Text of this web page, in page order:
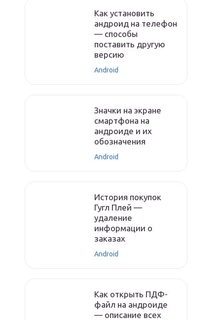
Как установить
андроид на телефон
— способы
поставить другую
версию
Android
Значки на экране
смартфона на
андроиде и их
обозначения
Android
История покупок
Гугл Плей —
удаление
информации о
заказах
Android
Как открыть ПДФ-
файл на андроиде
— описание всех